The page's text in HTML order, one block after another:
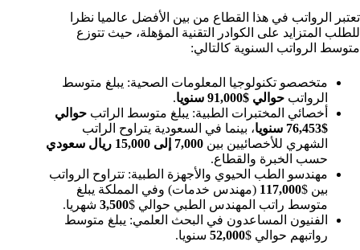
تعتبر الرواتب في هذا القطاع من بين الأفضل عالميا نظرا
للطلب المتزايد على الكوادر التقنية المؤهلة، حيث تتوزع
متوسط الرواتب السنوية كالتالي:
متخصصو تكنولوجيا المعلومات الصحية: يبلغ متوسط
الرواتب حوالي $91,000 سنويا
.
أخصائي المختبرات الطبية: يبلغ متوسط الراتب حوالي
$76,453 سنويا
، بينما في السعودية يتراوح الراتب
الشهري للأخصائيين بين 7,000 إلى 15,000 ريال سعودي
حسب الخبرة والقطاع.
مهندسو الطب الحيوي والأجهزة الطبية: تتراوح الرواتب
بين $117,000 (مهندس خدمات) وفي المملكة يبلغ
متوسط راتب المهندس الطبي حوالي $3,500 شهريا.
الفنيون المساعدون في البحث العلمي: يبلغ متوسط
رواتبهم حوالي $52,000 سنويا.